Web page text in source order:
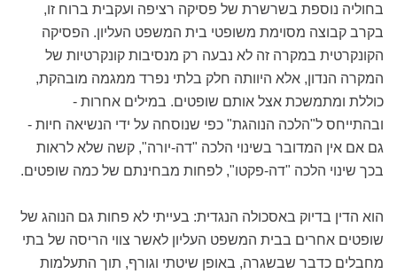
בחוליה נוספת בשרשרת של פסיקה רציפה ועקבית ברוח זו,
בקרב קבוצה מסוימת משופטי בית המשפט העליון. הפסיקה
הקונקרטית במקרה זה לא נבעה רק מנסיבות קונקרטיות של
המקרה הנדון, אלא היוותה חלק בלתי נפרד ממגמה מובהקת,
כוללת ומתמשכת אצל אותם שופטים. במילים אחרות -
ובהתייחס ל"הלכה הנוהגת" כפי שנוסחה על ידי הנשיאה חיות -
גם אם אין המדובר בשינוי הלכה "דה-יורה", קשה שלא לראות
בכך שינוי הלכה "דה-פקטו", לפחות מבחינתם של כמה שופטים.
הוא הדין בדיוק באסכולה הנגדית: בעייתי לא פחות גם הנוהג של
שופטים אחרים בבית המשפט העליון לאשר צווי הריסה של בתי
מחבלים כדבר שבשגרה, באופן שיטתי וגורף, תוך התעלמות